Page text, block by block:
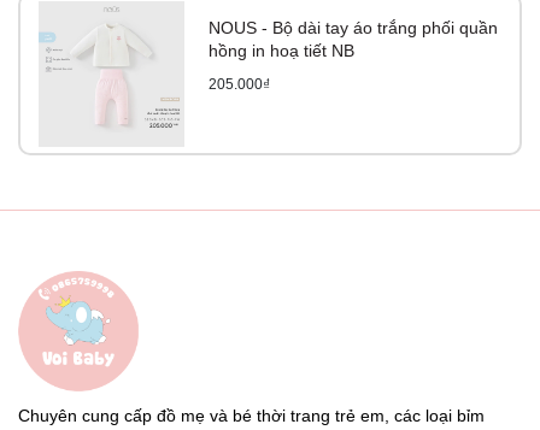
NOUS - Bộ dài tay áo trắng phối quần
hồng in hoạ tiết NB
205.000₫
Chuyên cung cấp đồ mẹ và bé thời trang trẻ em, các loại bỉm